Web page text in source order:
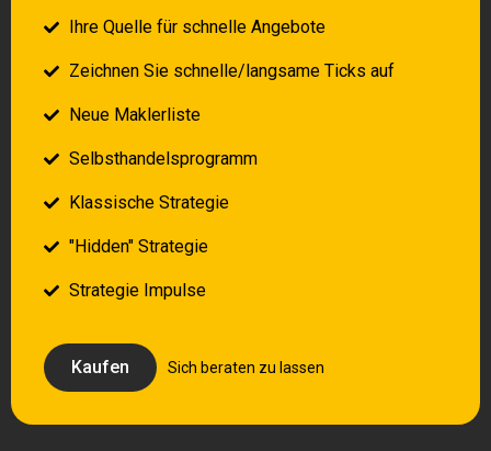
Ihre Quelle für schnelle Angebote
Zeichnen Sie schnelle/langsame Ticks auf
Neue Maklerliste
Selbsthandelsprogramm
Klassische Strategie
"Hidden" Strategie
Strategie Impulse
Klicker "Close mode"
Leitung von schnellen Quellen
Kaufen Sich beraten zu lassen